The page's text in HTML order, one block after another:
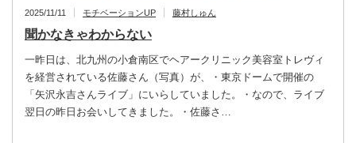
2025/11/11 モチベーションUP 藤村しゅん
聞かなきゃわからない
一昨日は、北九州の小倉南区でヘアークリニック美容室トレヴィ
を経営されている佐藤さん（写真）が、・東京ドームで開催の
「矢沢永吉さんライブ」にいらしていました。・なので、ライブ
翌日の昨日お会いしてきました。・佐藤さ…